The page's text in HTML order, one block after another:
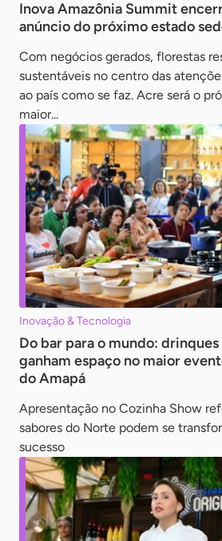
Inova Amazônia Summit
anúncio do próximo estado
Com negócios gerados, florestas
sustentáveis no centro das
ao país como se faz. Acre será o
maior...
Inovação & Tecnologia
Do bar para o mundo:
ganham espaço no maior
do Amapá
Apresentação no Cozinha Show
sabores do Norte podem se
sucesso